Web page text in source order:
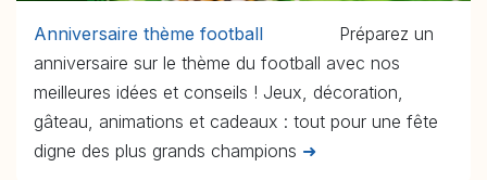
Anniversaire thème football
Préparez un
anniversaire sur le thème du football avec nos
meilleures idées et conseils ! Jeux, décoration,
gâteau, animations et cadeaux : tout pour une fête
digne des plus grands champions ➜